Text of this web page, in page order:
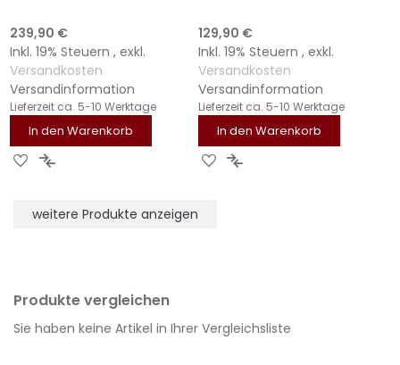
239,90 €
Inkl. 19% Steuern , exkl.
Versandkosten
Versandinformation
Lieferzeit ca. 5-10 Werktage
In den Warenkorb
ZUR
HINZUFÜGEN
ZUR
HINZUFÜGEN
129,90 €
Inkl. 19% Steuern , exkl.
Versandkosten
Versandinformation
Lieferzeit ca. 5-10 Werktage
In den Warenkorb
ZURZUR
weitere Produkte anzeigen
Produkte vergleichen
Sie haben keine Artikel in Ihrer Vergleichsliste